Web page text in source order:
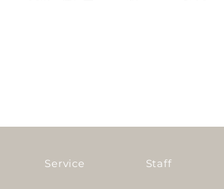
Service Staff